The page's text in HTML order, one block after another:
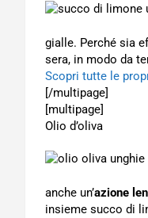
gialle. Perché sia
sera, in modo da
Scopri tutte le
[/multipage]
[multipage]
Olio d’oliva
anche un’azione
insieme succo di